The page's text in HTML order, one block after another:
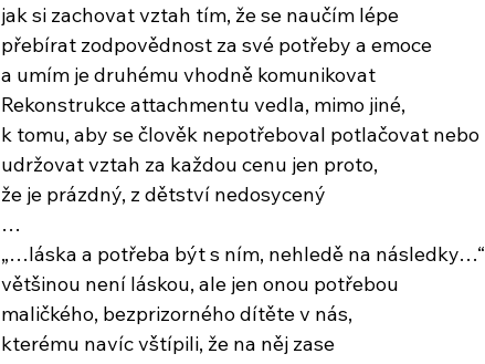
jak si zachovat vztah tím, že se naučím lépe
přebírat zodpovědnost za své potřeby a emoce
a umím je druhému vhodně komunikovat
Rekonstrukce attachmentu vedla, mimo jiné,
k tomu, aby se člověk nepotřeboval potlačovat nebo
udržovat vztah za každou cenu jen proto,
že je prázdný, z dětství nedosycený
…
„…láska a potřeba být s ním, nehledě na následky…“
většinou není láskou, ale jen onou potřebou
maličkého, bezprizorného dítěte v nás,
kterému navíc vštípili, že na něj zase